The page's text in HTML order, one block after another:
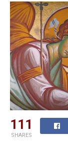
111
SHARES